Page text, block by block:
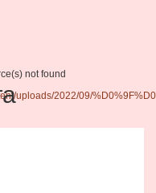
not found
uploads/2022/09/